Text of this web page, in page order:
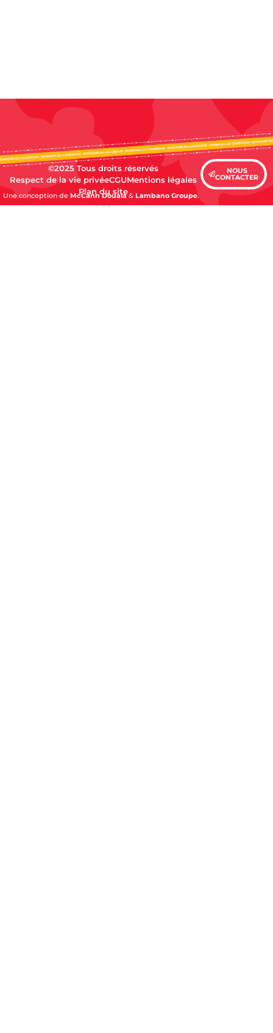
©2025 Tous droits réservés
Respect de la vie privéeCGUMentions légales
Plan du site
NOUS
CONTACTER
Une conception de McCann Douala& Lambano Groupe.